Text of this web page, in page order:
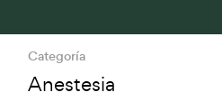
Categoría
Anestesia